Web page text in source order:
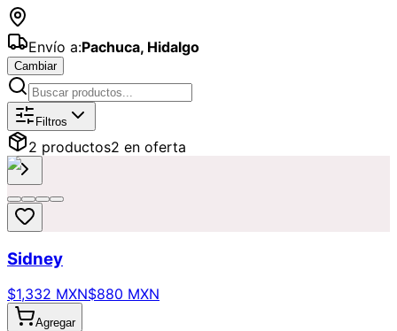
Envío a:Pachuca, Hidalgo
Cambiar
Catálogo deDía de las Madres
Filtros
2 productos2 en oferta
Sidney
$1,332 MXN$880 MXN
Agregar